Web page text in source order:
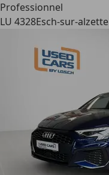
Professionnel
LU 4328Esch-sur-alzette